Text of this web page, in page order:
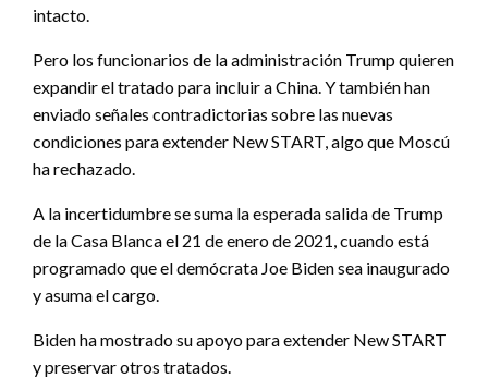
intacto.
Pero los funcionarios de la administración Trump quieren
expandir el tratado para incluir a China. Y también han
enviado señales contradictorias sobre las nuevas
condiciones para extender New START, algo que Moscú
ha rechazado.
A la incertidumbre se suma la esperada salida de Trump
de la Casa Blanca el 21 de enero de 2021, cuando está
programado que el demócrata Joe Biden sea inaugurado
y asuma el cargo.
Biden ha mostrado su apoyo para extender New START
y preservar otros tratados.